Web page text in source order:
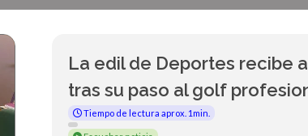
La edil de Deportes recibe
tras su paso al golf
Tiempo de lectura aprox. 1min.